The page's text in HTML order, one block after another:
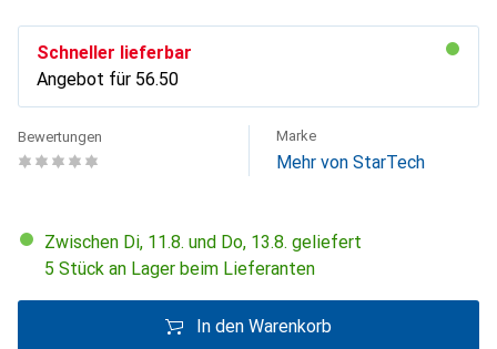
Schneller lieferbar
Angebot für CHF
56.50
Bewertungen Marke
Mehr von StarTech
Zwischen Di, 11.8. und Do, 13.8. geliefert
5 Stück an Lager beim Lieferanten
In den Warenkorb